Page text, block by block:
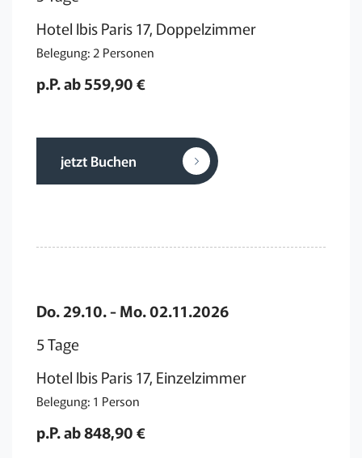
Hotel Ibis Paris 17, Doppelzimmer
Belegung: 2 Personen
p.P. ab 559,90 €
jetzt Buchen
Do. 29.10. - Mo. 02.11.2026
5 Tage
Hotel Ibis Paris 17, Einzelzimmer
Belegung: 1 Person
p.P. ab 848,90 €